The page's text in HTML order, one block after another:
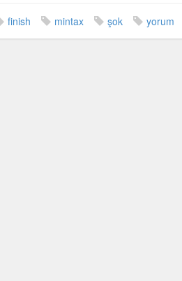
finish mintax şok yorum